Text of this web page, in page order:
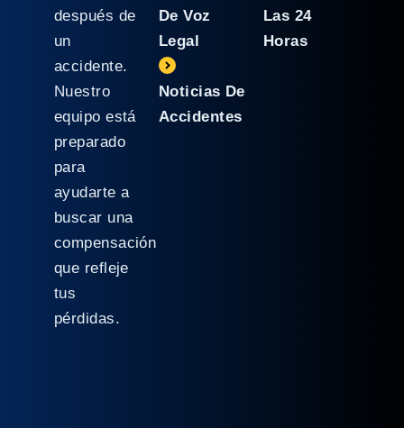
después de
un
accidente.
Nuestro
equipo está
preparado
para
ayudarte a
buscar una
compensación
que refleje
tus
pérdidas.
De Voz
Legal
Noticias De
Accidentes
Las 24
Horas